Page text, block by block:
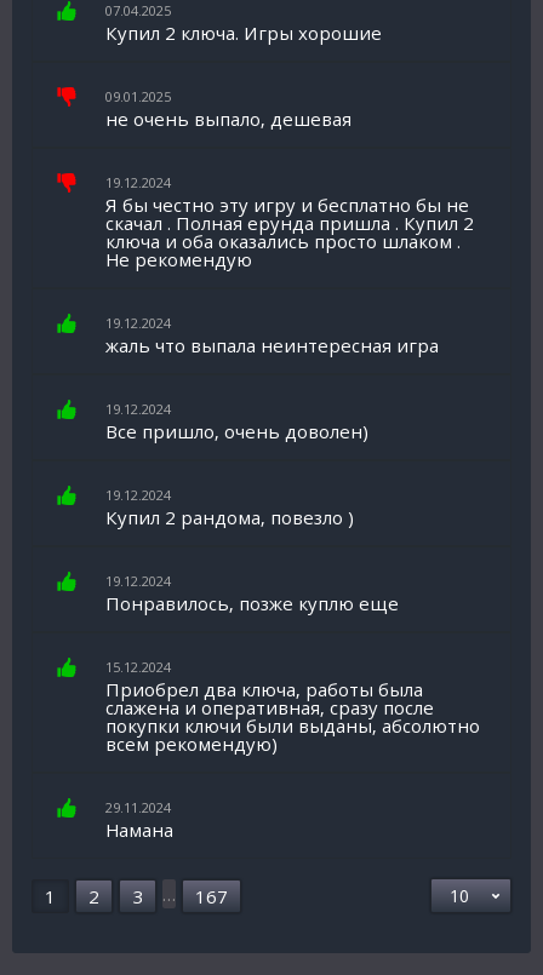
07.04.2025
Купил 2 ключа. Игры хорошие
09.01.2025
не очень выпало, дешевая
19.12.2024
Я бы честно эту игру и бесплатно бы не
скачал . Полная ерунда пришла . Купил 2
ключа и оба оказались просто шлаком .
Не рекомендую
19.12.2024
жаль что выпала неинтересная игра
19.12.2024
Все пришло, очень доволен)
19.12.2024
Купил 2 рандома, повезло )
19.12.2024
Понравилось, позже куплю еще
15.12.2024
Приобрел два ключа, работы была
слажена и оперативная, сразу после
покупки ключи были выданы, абсолютно
всем рекомендую)
29.11.2024
Намана
1 2 3 … 167